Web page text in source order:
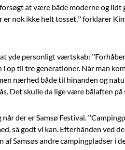
at være både moderne og lidt
er nok ikke helt tosset,” forklarer
yde personligt værtskab:
til tre generationer. Når man
nærhed både til hinanden og
Det skulle da lige være bålaften på
der er Samsø Festival.
så godt vi kan. Efterhånden ved
Samsøs andre campingpladser i